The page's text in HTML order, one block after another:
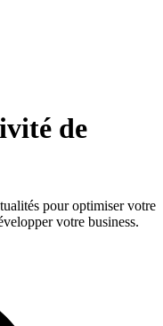
de
pour optimiser votre
votre business.